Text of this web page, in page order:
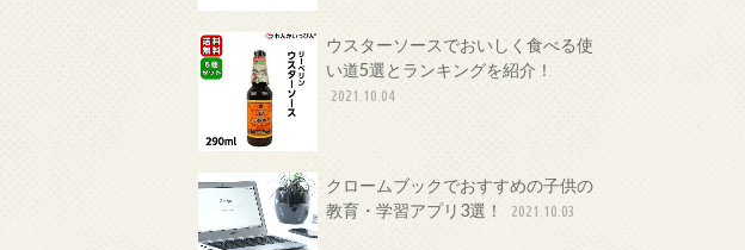
ウスターソースでおいしく食べる使
い道5選とランキングを紹介！
2021.10.04
クロームブックでおすすめの子供の
教育・学習アプリ3選！
2021.10.03